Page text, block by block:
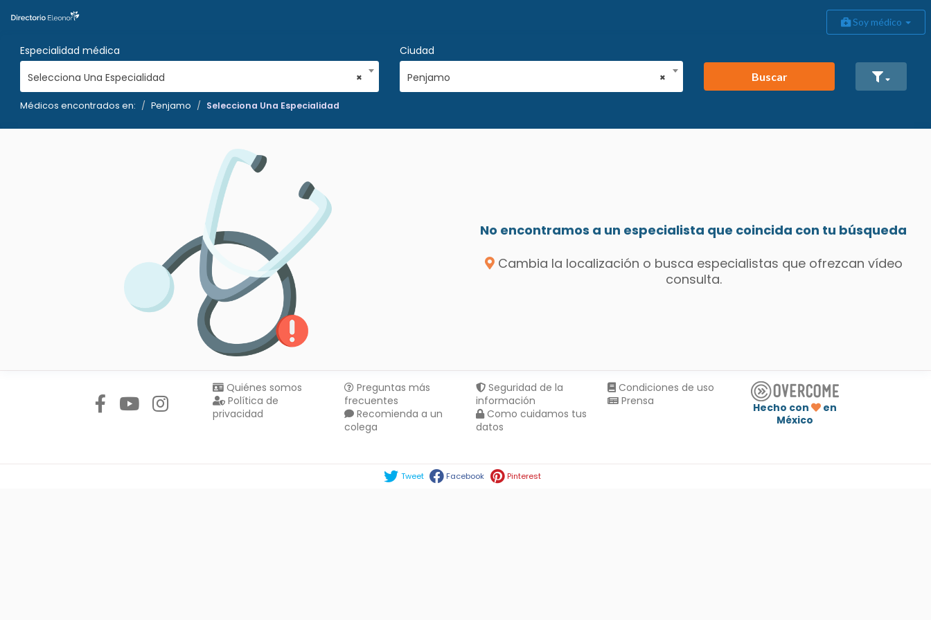
Soy médico
Especialidad médica
×
Selecciona Una Especialidad
Ciudad
×
Penjamo Buscar
Médicos encontrados en: Penjamo Selecciona Una Especialidad
No encontramos a un especialista que coincida con tu búsqueda
Cambia la localización o busca especialistas que ofrezcan vídeo
consulta.
Quiénes somos
Política de
privacidad
Preguntas más
frecuentes
Recomienda a un
colega
Seguridad de la
información
Como cuidamos tus
datos
Condiciones de uso
Prensa
Hecho con
en
México
Tweet Facebook Pinterest